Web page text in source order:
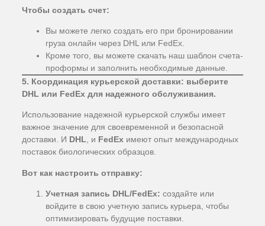
Чтобы создать счет:
Вы можете легко создать его при бронировании
груза онлайн через DHL или FedEx.
Кроме того, вы можете скачать наш шаблон счета-
проформы и заполнить необходимые данные.
5. Координация курьерской доставки: выберите
DHL или FedEx для надежного обслуживания.
Использование надежной курьерской службы имеет
важное значение для своевременной и безопасной
доставки. И DHL, и FedExимеют опыт международных
поставок биологических образцов.
Вот как настроить отправку:
Учетная запись DHL/FedEx: создайте или
войдите в свою учетную запись курьера, чтобы
оптимизировать будущие поставки.